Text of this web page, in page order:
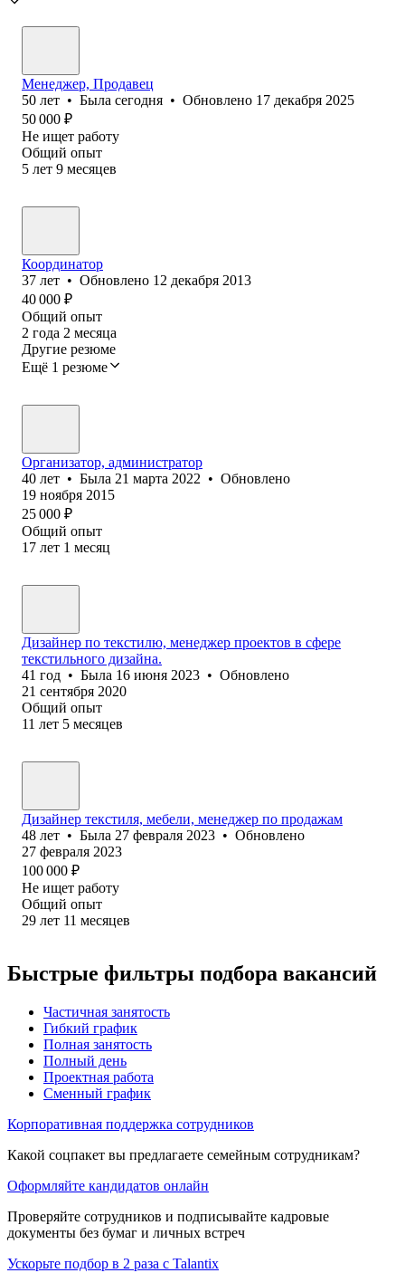
Менеджер, Продавец
50 лет • Была сегодня • Обновлено 17 декабря 2025
50 000 ₽
Не ищет работу
Общий опыт
5 лет 9 месяцев
Координатор
37 лет • Обновлено 12 декабря 2013
40 000 ₽
Общий опыт
2 года 2 месяца
Другие резюме
Ещё 1 резюме
Организатор, администратор
40 лет • Была 21 марта 2022 • Обновлено
19 ноября 2015
25 000 ₽
Общий опыт
17 лет 1 месяц
Дизайнер по текстилю, менеджер проектов в сфере
текстильного дизайна.
41 год • Была 16 июня 2023 • Обновлено
21 сентября 2020
Общий опыт
11 лет 5 месяцев
Дизайнер текстиля, мебели, менеджер по продажам
48 лет • Была 27 февраля 2023 • Обновлено
27 февраля 2023
100 000 ₽
Не ищет работу
Общий опыт
29 лет 11 месяцев
Быстрые фильтры подбора вакансий
Частичная занятость
Гибкий график
Полная занятость
Полный день
Проектная работа
Сменный график
Корпоративная поддержка сотрудников
Какой соцпакет вы предлагаете семейным сотрудникам?
Оформляйте кандидатов онлайн
Проверяйте сотрудников и подписывайте кадровые
документы без бумаг и личных встреч
Ускорьте подбор в 2 раза с Talantix